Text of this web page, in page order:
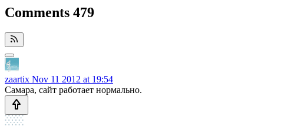
Comments 479
zaartix Nov 11 2012 at 19:54
Самара, сайт работает нормально.